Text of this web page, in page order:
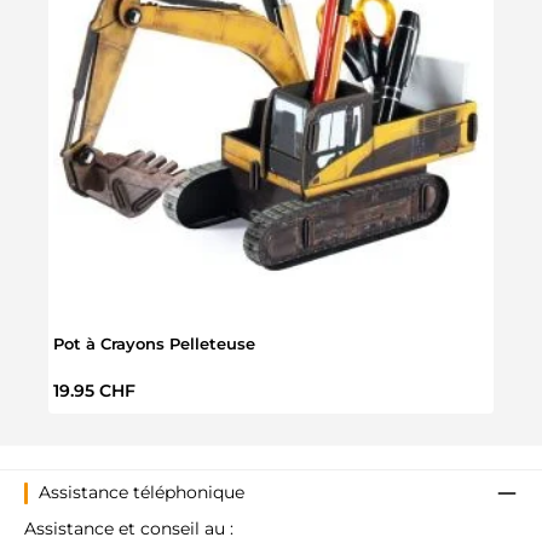
Pot à Crayons Pelleteuse
Prix régulier :
19.95 CHF
Assistance téléphonique
Assistance et conseil au :